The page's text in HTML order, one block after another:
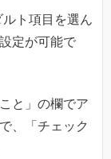
ト項目を選ん
定が可能で
と」の欄でア
、「チェック